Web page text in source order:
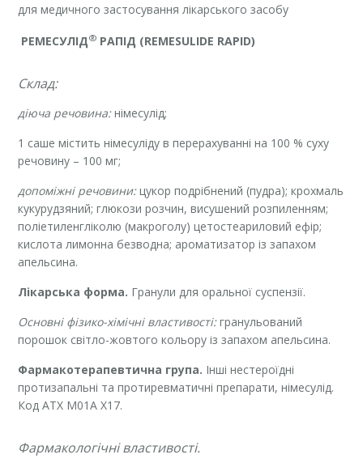
для медичного застосування лікарського засобу
РЕМЕСУЛІД® РАПІД (REMESULIDE RAPID)
Склад:
діюча речовина:німесулід;
1 саше містить німесуліду в перерахуванні на 100 % суху
речовину – 100 мг;
допоміжні речовини:цукор подрібнений (пудра); крохмаль
кукурудзяний; глюкози розчин, висушений розпиленням;
поліетиленгліколю (макроголу) цетостеариловий ефір;
кислота лимонна безводна; ароматизатор із запахом
апельсина.
Лікарська форма. Гранули для оральної суспензії.
Основні фізико-хімічні властивості:гранульований
порошок світло-жовтого кольору із запахом апельсина.
Фармакотерапевтична група. Інші нестероїдні
протизапальні та протиревматичні препарати, німесулід.
Код АТХ M01A X17.
Фармакологічні властивості.